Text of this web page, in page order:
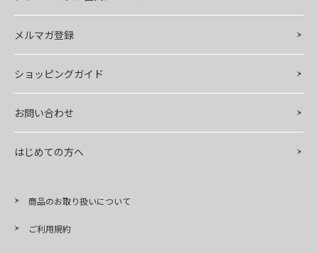
メルマガ登録
ショッピングガイド
お問い合わせ
はじめての方へ
商品のお取り扱いについて
ご利用規約